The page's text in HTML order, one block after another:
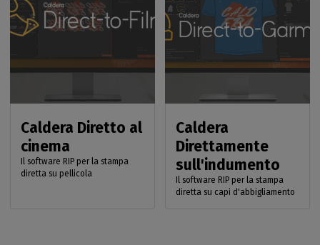
Caldera Diretto al
cinema
Il software RIP per la stampa
diretta su pellicola
Caldera
Direttamente
sull'indumento
Il software RIP per la stampa
diretta su capi d'abbigliamento